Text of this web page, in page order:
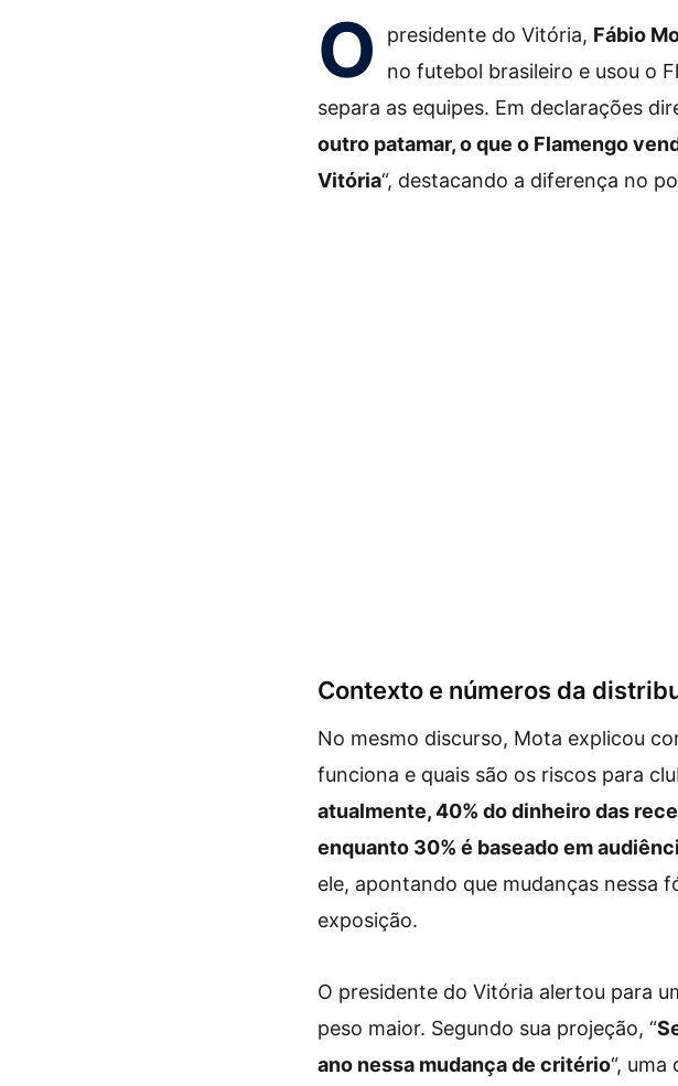
O presidente do Vitória, Fábio
no futebol brasileiro e usou o
separa as equipes. Em declarações
outro patamar, o que o Flamengo
Vitória“, destacando a diferença no
Contexto e números da
No mesmo discurso, Mota explicou
funciona e quais são os riscos para
atualmente, 40% do dinheiro das
enquanto 30% é baseado em
ele, apontando que mudanças nessa
exposição.
O presidente do Vitória alertou para
peso maior. Segundo sua projeção, “
ano nessa mudança de critério“,